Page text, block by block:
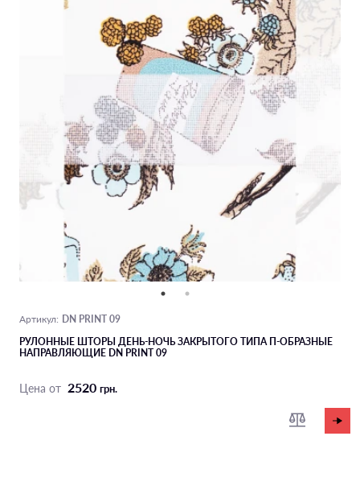
Артикул: DN PRINT 09
РУЛОННЫЕ ШТОРЫ ДЕНЬ-НОЧЬ ЗАКРЫТОГО ТИПА П-ОБРАЗНЫЕ
НАПРАВЛЯЮЩИЕ DN PRINT 09
Цена от 2520 грн.